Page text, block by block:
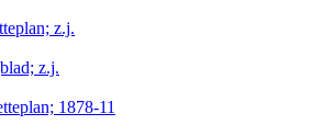
z.j.
z.j.
1878-11